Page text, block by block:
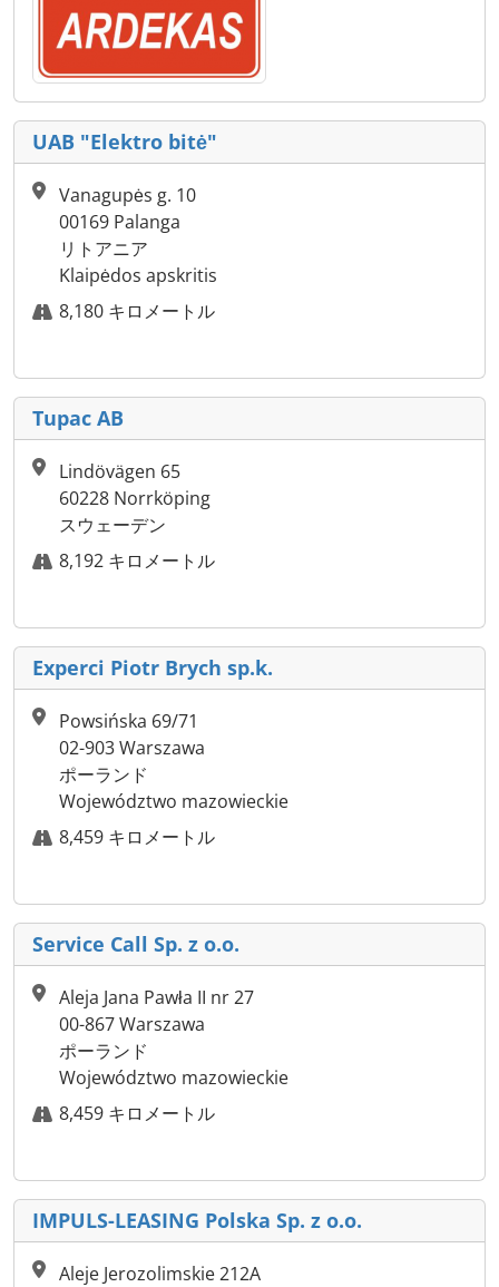
UAB "Elektro bitė"
Vanagupės g. 10
00169 Palanga
リトアニア
Klaipėdos apskritis
8,180 キロメートル
Tupac AB
Lindövägen 65
60228 Norrköping
スウェーデン
8,192 キロメートル
Experci Piotr Brych sp.k.
Powsińska 69/71
02-903 Warszawa
ポーランド
Województwo mazowieckie
8,459 キロメートル
Service Call Sp. z o.o.
Aleja Jana Pawła II nr 27
00-867 Warszawa
ポーランド
Województwo mazowieckie
8,459 キロメートル
IMPULS-LEASING Polska Sp. z o.o.
Aleje Jerozolimskie 212A